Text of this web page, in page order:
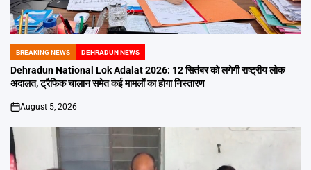
POSTED
IN
BREAKING NEWS DEHRADUN NEWS
Dehradun National Lok Adalat 2026: 12 सितंबर को लगेगी राष्ट्रीय लोक
अदालत, ट्रैफिक चालान समेत कई मामलों का होगा निस्तारण
on
August 5, 2026